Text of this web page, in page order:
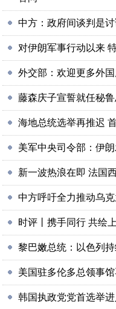
中方：政府间谈判是
对伊朗军事行动以来
外交部：欢迎更多外
藤森庆子宣誓就任秘
海地总统选举再推迟
美军中央司令部：伊
新一波热浪在即 法国
中方呼吁全力推动乌
时评丨携手同行 共绘
黎巴嫩总统：以色列
美国驻多伦多总领事
韩国执政党党首选举